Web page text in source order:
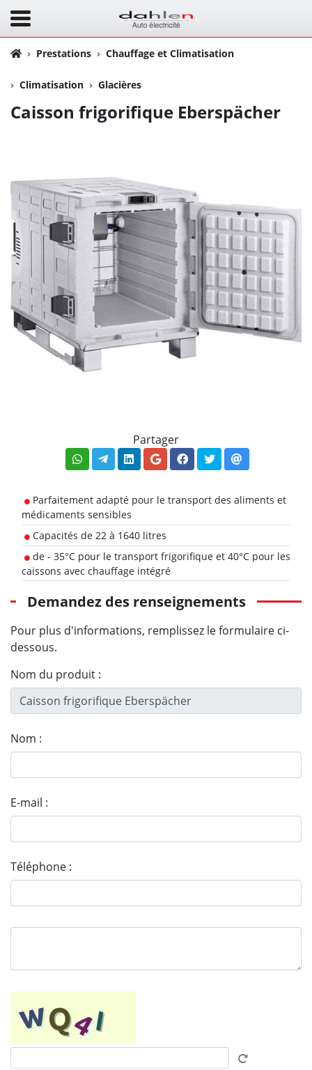
Prestations Chauffage et Climatisation
Climatisation Glacières
Caisson frigorifique Eberspächer
Partager
Parfaitement adapté pour le transport des aliments et
médicaments sensibles
Capacités de 22 à 1640 litres
de - 35°C pour le transport frigorifique et 40°C pour les
caissons avec chauffage intégré
Demandez des renseignements
Pour plus d'informations, remplissez le formulaire ci-
dessous.
Nom du produit :
Nom :
E-mail :
Téléphone :